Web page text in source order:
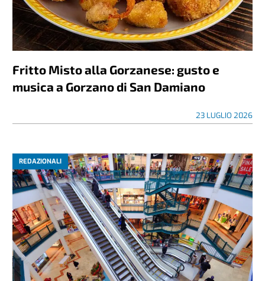
Fritto Misto alla Gorzanese: gusto e
musica a Gorzano di San Damiano
23 LUGLIO 2026
REDAZIONALI